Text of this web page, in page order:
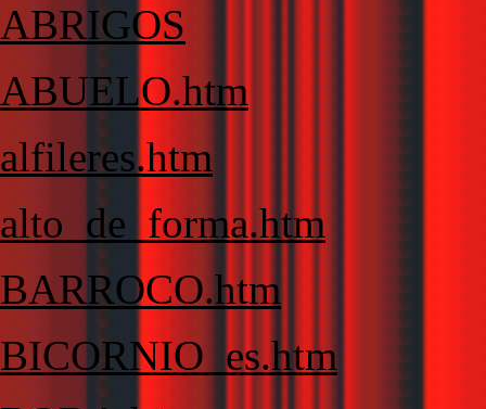
ABRIGOS
ABUELO.htm
alfileres.htm
alto_de_forma.htm
BARROCO.htm
BICORNIO_es.htm